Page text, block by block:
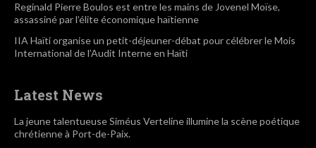
Reginald Pierre Boulos est entre les mains de Jovenel Moïse,
assassiné par l’élite économique haïtienne
IIA Haïti organise un petit-déjeuner-débat pour célébrer le Mois
International de l’Audit Interne en Haïti
Latest News
La jeune talentueuse Siméus Verteline illumine la scène poétique
chrétienne à Port-de-Paix.